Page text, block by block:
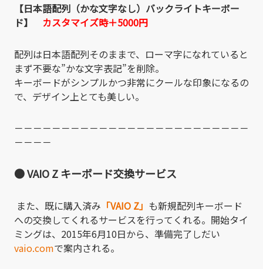
【日本語配列（かな文字なし）バックライトキーボー
ド】 カスタマイズ時＋5000円
配列は日本語配列そのままで、ローマ字になれていると
まず不要な”かな文字表記”を削除。
キーボードがシンプルかつ非常にクールな印象になるの
で、デザイン上とても美しい。
－－－－－－－－－－－－－－－－－－－－－－－－－
－－－－
● VAIO Z キーボード交換サービス
また、既に購入済み 「VAIO Z」 も新規配列キーボード
への交換してくれるサービスを行ってくれる。開始タイ
ミングは、2015年6月10日から、準備完了しだい
vaio.comで案内される。